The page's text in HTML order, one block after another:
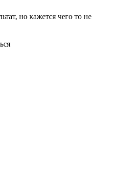
но кажется чего то не